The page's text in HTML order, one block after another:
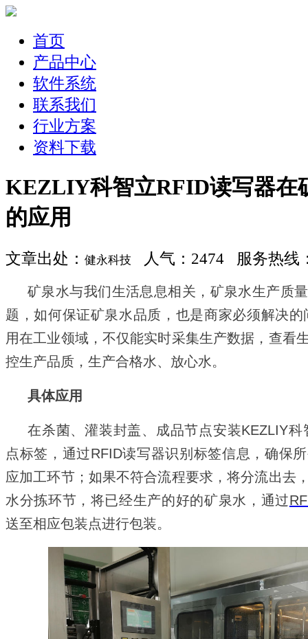
首页
产品中心
软件系统
联系我们
行业方案
资料下载
KEZLIY科智立RFID读写器在
的应用
文章出处： 健永科技 人气：2474 服务热线
矿泉水与我们生活息息相关，矿泉水生产质
题，如何保证矿泉水品质，也是商家必须解决的
用在工业领域，不仅能实时采集生产数据，查看
控生产品质，生产合格水、放心水。
具体应用
在杀菌、灌装封盖、成品节点安装KEZLIY科
点标签，通过RFID读写器识别标签信息，确保
应加工环节；如果不符合流程要求，将分流出去
水分拣环节，将已经生产的好的矿泉水，通过
送至相应包装点进行包装。